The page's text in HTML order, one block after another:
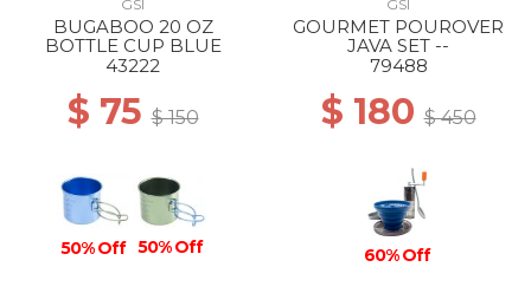
GSI
BUGABOO 20 OZ
BOTTLE CUP BLUE
43222
$ 75$ 150
50% Off 50% Off
GSI
GOURMET POUROVER
JAVA SET --
79488
$ 180$ 450
60% Off